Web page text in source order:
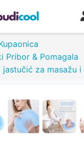
Pribor & Pomagala
jastučić za masažu i